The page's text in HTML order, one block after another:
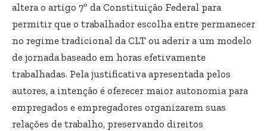
altera o artigo 7º da Constituição Federal para
permitir que o trabalhador escolha entre permanecer
no regime tradicional da CLT ou aderir a um modelo
de jornada baseado em horas efetivamente
trabalhadas. Pela justificativa apresentada pelos
autores, a intenção é oferecer maior autonomia para
empregados e empregadores organizarem suas
relações de trabalho, preservando direitos